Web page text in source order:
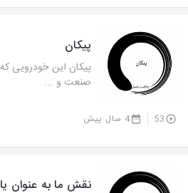
پیکان
صنعت و ...
53 4 سال پیش
نقش ما به عنوان